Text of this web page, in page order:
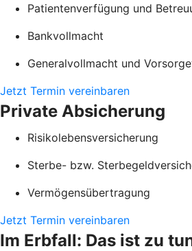
Patientenverfügung und
Bankvollmacht
Generalvollmacht und
Jetzt Termin vereinbaren
Private Absicherung
Risikolebensversicherung
Sterbe- bzw.
Vermögensübertragung
Jetzt Termin vereinbaren
Im Erbfall: Das ist zu